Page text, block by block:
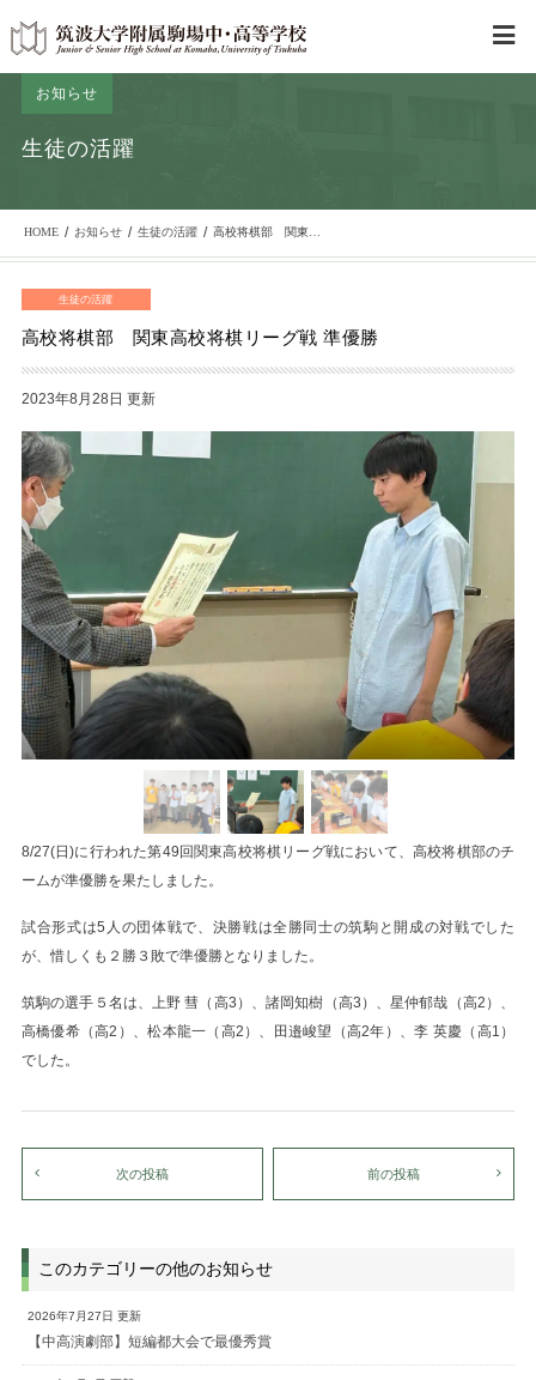
お知らせ
生徒の活躍
HOME / お知らせ / 生徒の活躍 / 高校将棋部 関東高校将棋リーグ戦 準優勝
生徒の活躍
高校将棋部 関東高校将棋リーグ戦 準優勝
2023年8月28日 更新
8/27(日)に行われた第49回関東高校将棋リーグ戦において、高校将棋部のチ
ームが準優勝を果たしました。
試合形式は5人の団体戦で、決勝戦は全勝同士の筑駒と開成の対戦でした
が、惜しくも２勝３敗で準優勝となりました。
筑駒の選手５名は、上野 彗（高3）、諸岡知樹（高3）、星仲郁哉（高2）、
高橋優希（高2）、松本龍一（高2）、田邉峻望（高2年）、李 英慶（高1）
でした。
次の投稿 前の投稿
このカテゴリーの他のお知らせ
2026年7月27日 更新
【中高演劇部】短編都大会で最優秀賞